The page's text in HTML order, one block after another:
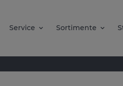
Service Sortimente